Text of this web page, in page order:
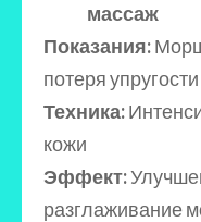
массаж
Показания:
потеря упругости
Техника:
кожи
Эффект:
разглаживание